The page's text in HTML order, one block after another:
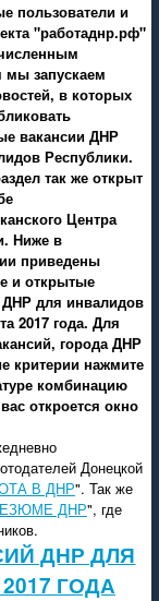
пользователи и
"работаднр.рф"
мы запускаем
в которых
вакансии ДНР
Республики.
так же открыт
Центра
Ниже в
приведены
и открытые
ДНР для инвалидов
2017 года. Для
города ДНР
критерии нажмите
комбинацию
откроется окно
Донецкой
В ДНР". Так же
ДНР", где
ДНР ДЛЯ
ГОДА